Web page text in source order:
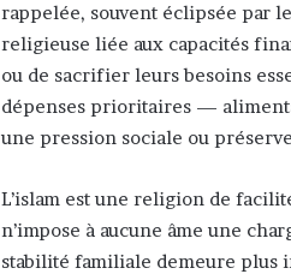
rappelée, souvent éclipsée par
religieuse liée aux capacités
ou de sacrifier leurs besoins
dépenses prioritaires —
une pression sociale ou
L’islam est une religion de
n’impose à aucune âme une
stabilité familiale demeure plus